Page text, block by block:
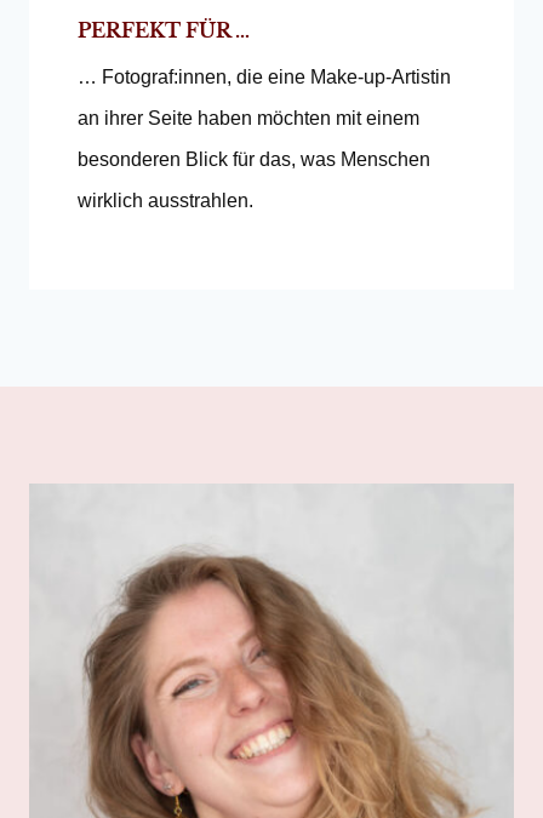
PERFEKT FÜR …
… Fotograf:innen, die eine Make-up-Artistin
an ihrer Seite haben möchten mit einem
besonderen Blick für das, was Menschen
wirklich ausstrahlen.